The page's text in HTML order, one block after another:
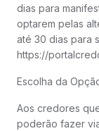
dias para
optarem pelas
até 30 dias para
https://
Escolha da
Aos credores
poderão fazer